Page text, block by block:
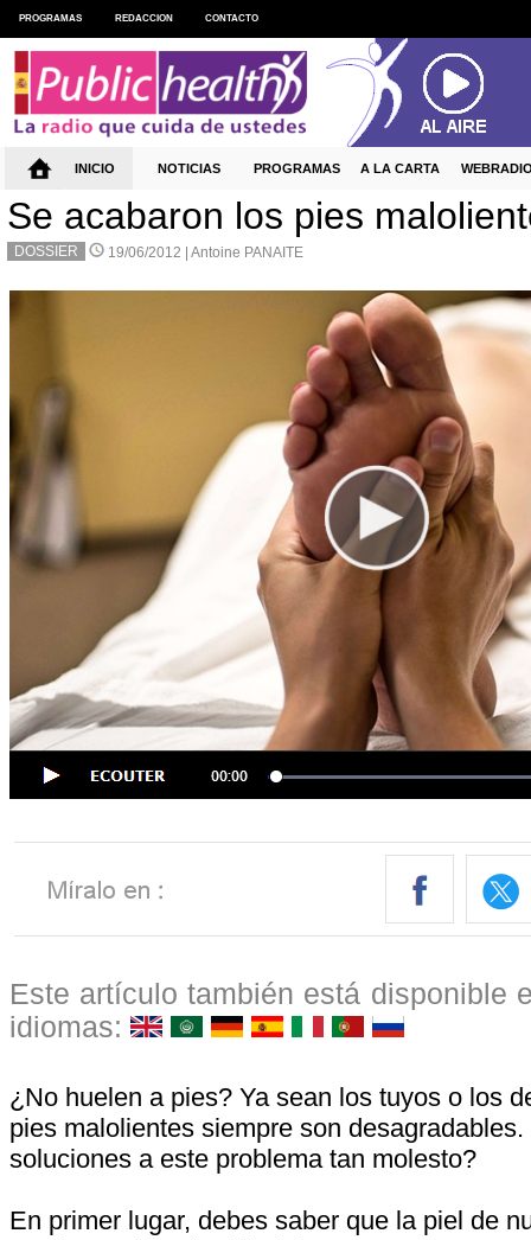
Se acabaron los pies
DOSSIER 19/06/2012 | Antoine PANAITE
Este artículo también está disponible
idiomas:
¿No huelen a pies? Ya sean los tuyos o los
pies malolientes siempre son
soluciones a este problema tan molesto?
En primer lugar, debes saber que la piel de
PROGRAMAS REDACCION CONTACTO
INICIO NOTICIAS PROGRAMAS A LA CARTA